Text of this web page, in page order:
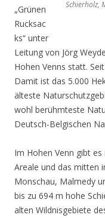
Schierholz,
„Grünen
Rucksac
ks“ unter
Leitung von Jörg
Hohen Venns statt.
Damit ist das 5.000
älteste
wohl berühmteste
Deutsch-Belgischen
Im Hohen Venn gibt
Areale und das mitten
Monschau, Malmedy
bis zu 694 m hohe
alten Wildnisgebiete